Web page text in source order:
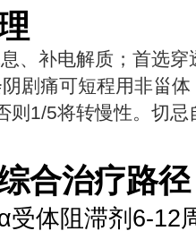
、补电解质；首选
剧痛可短程用非甾
则1/5将转慢性。切
合治疗路径
受体阻滞剂6-12